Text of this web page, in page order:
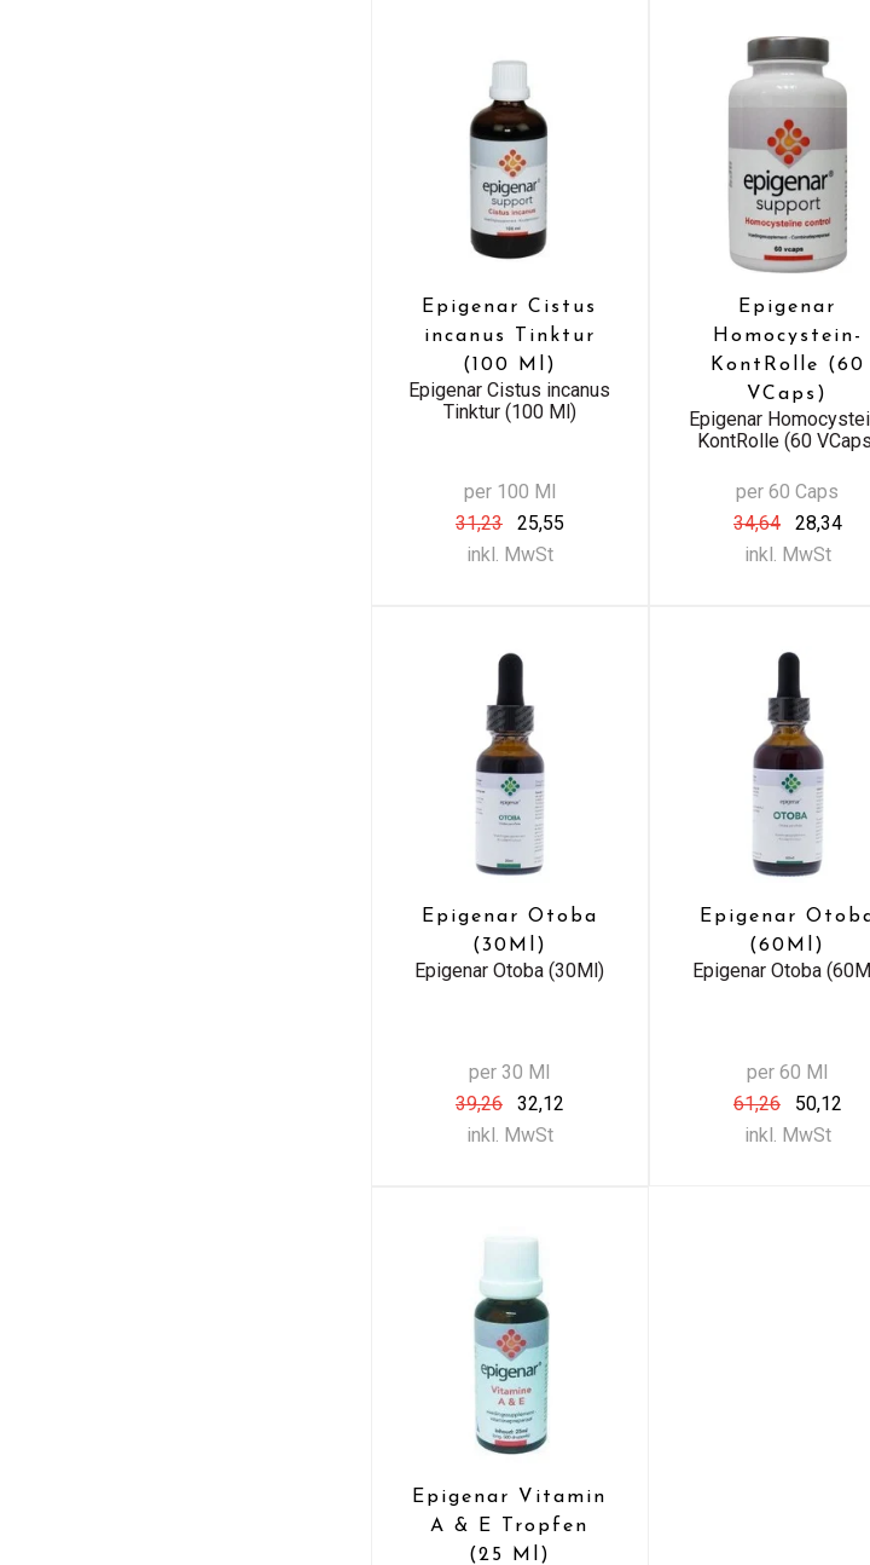
Epigenar Cistus
incanus Tinktur
(100 Ml)
Epigenar Cistus incanus
Tinktur (100 Ml)
per 100 Ml
31,23
25,55
inkl. MwSt
Epigenar
Homocystein-
KontRolle (60
VCaps)
Epigenar
KontRolle (60
per 60 Caps
34,64
28,34
inkl. MwSt
Epigenar Otoba
(30Ml)
Epigenar Otoba (30Ml)
per 30 Ml
39,26
32,12
inkl. MwSt
Epigenar
(60Ml)
Epigenar Otoba
per 60 Ml
61,26
50,12
inkl. MwSt
Epigenar Vitamin
A & E Tropfen
(25 Ml)